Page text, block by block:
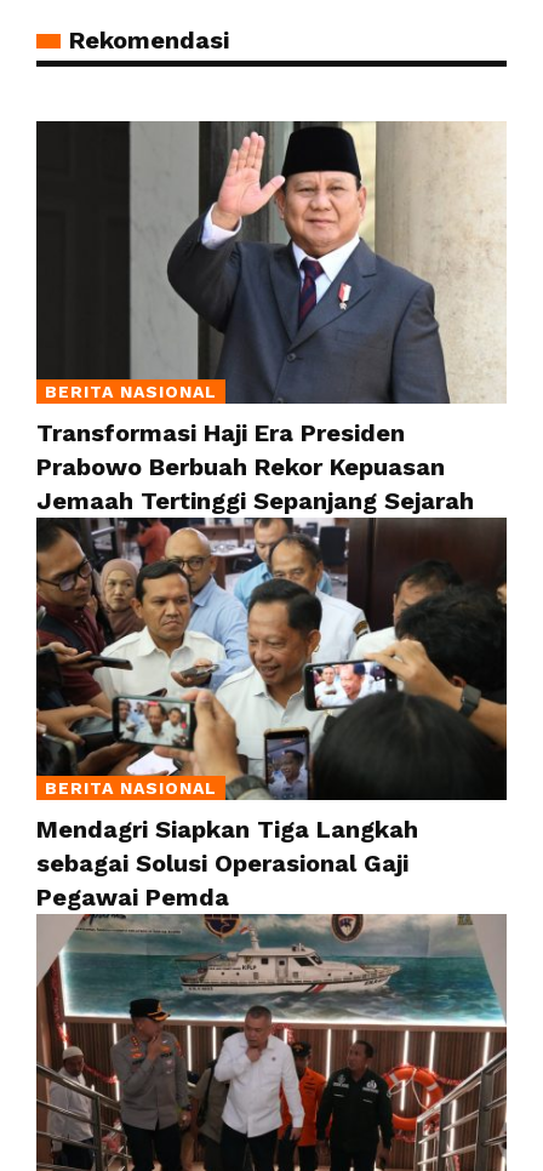
Rekomendasi
BERITA NASIONAL
Transformasi Haji Era Presiden
Prabowo Berbuah Rekor Kepuasan
Jemaah Tertinggi Sepanjang Sejarah
BERITA NASIONAL
Mendagri Siapkan Tiga Langkah
sebagai Solusi Operasional Gaji
Pegawai Pemda